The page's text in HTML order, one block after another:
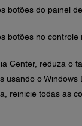
botões do painel
botões no
Center, reduza o
o Windows
reinicie todas as